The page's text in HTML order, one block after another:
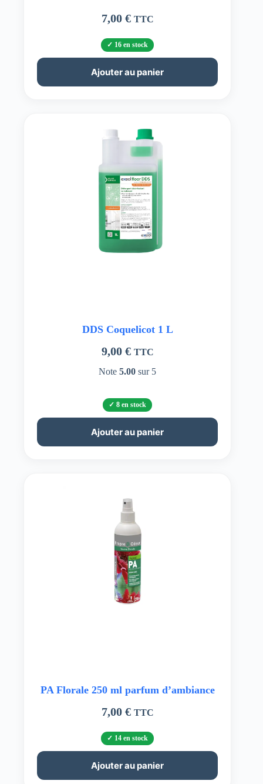
7,00 € TTC
16 en stock
Ajouter au panier
DDS Coquelicot 1 L
9,00 € TTC
Note5.00 sur 5
8 en stock
Ajouter au panier
PA Florale 250 ml parfum d’ambiance
7,00 € TTC
14 en stock
Ajouter au panier